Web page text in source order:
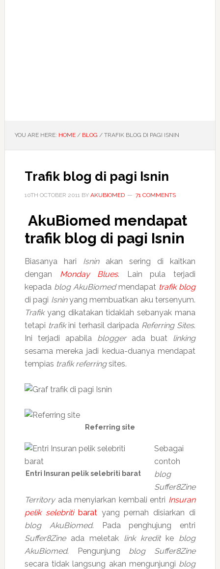
YOU ARE HERE: HOME / BLOG /TRAFIK BLOG DI PAGI ISNIN
Trafik blog di pagi Isnin
10TH OCTOBER 2011BY AKUBIOMED 71 COMMENTS
AkuBiomed mendapat
trafik blog di pagi Isnin
Biasanya hari Isninakan sering di kaitkan
dengan Monday Blues. Lain pula terjadi
kepada blog AkuBiomedmendapat trafik blog
di pagi Isninyang membuatkan aku tersenyum.
Trafikyang dikatakan tidaklah sebanyak mana
tetapi trafikini terhasil daripada Referring Sites.
Ini terjadi apabila bloggerada buat linking
sesama mereka jadi kedua-duanya mendapat
tempias trafik referringsites.
Referring site
Entri Insuran pelik selebriti barat
Sebagai
contoh
blog
Suffer8Zine
Territoryada menyiarkan kembali entri Insuran
pelik selebritibarat yang pernah disiarkan di
blog AkuBiomed. Pada penghujung entri
Suffer8Zineada meletak link kreditke blog
AkuBiomed. Pengunjung blog Suffer8Zine
secara tidak langsung akan mengunjungi blog